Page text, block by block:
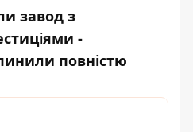
завод з
-
повністю